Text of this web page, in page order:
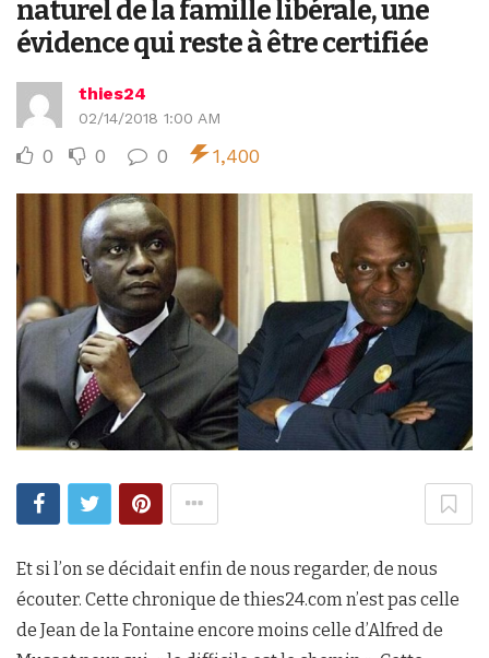
naturel de la famille libérale, une
évidence qui reste à être certifiée
thies24
02/14/2018 1:00 AM
0 0 0 1,400
Et si l’on se décidait enfin de nous regarder, de nous
écouter. Cette chronique de thies24.com n’est pas celle
de Jean de la Fontaine encore moins celle d’Alfred de